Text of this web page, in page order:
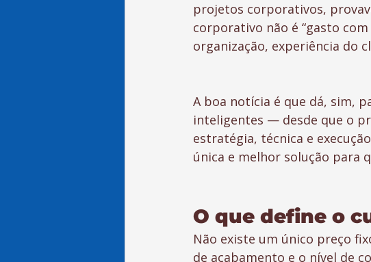
projetos corporativos,
corporativo não é “gasto
organização, experiência do
A boa notícia é que dá, sim,
inteligentes — desde que o
estratégia, técnica e
única e melhor solução para
O que define o
Não existe um único preço
de acabamento e o nível de